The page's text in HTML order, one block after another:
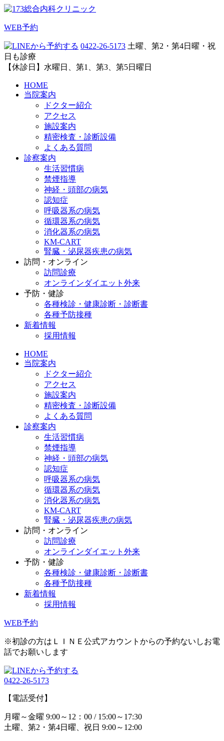
WEB予約
0422-26-5173 土曜、第2・第4日曜・祝
日も診療
【休診日】水曜日、第1、第3、第5日曜日
HOME
当院案内
ドクター紹介
アクセス
施設案内
精密検査・診断設備
よくある質問
診察案内
生活習慣病
禁煙指導
神経・頭部の病気
認知症
呼吸器系の病気
循環器系の病気
消化器系の病気
KM-CART
腎臓・泌尿器疾患の病気
訪問・オンライン
訪問診療
オンラインダイエット外来
予防・健診
各種検診・健康診断・診断書
各種予防接種
新着情報
採用情報
HOME
当院案内
ドクター紹介
アクセス
施設案内
精密検査・診断設備
よくある質問
診察案内
生活習慣病
禁煙指導
神経・頭部の病気
認知症
呼吸器系の病気
循環器系の病気
消化器系の病気
KM-CART
腎臓・泌尿器疾患の病気
訪問・オンライン
訪問診療
オンラインダイエット外来
予防・健診
各種検診・健康診断・診断書
各種予防接種
新着情報
採用情報
WEB予約
※初診の方はＬＩＮＥ公式アカウントからの予約ないしお電
話でお願いします
0422-26-5173
【電話受付】
月曜～金曜 9:00～12：00 / 15:00～17:30
土曜、第2・第4日曜、祝日 9:00～12:00